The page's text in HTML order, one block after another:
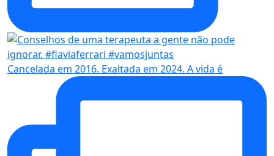
Cancelada em 2016. Exaltada em 2024. A vida é